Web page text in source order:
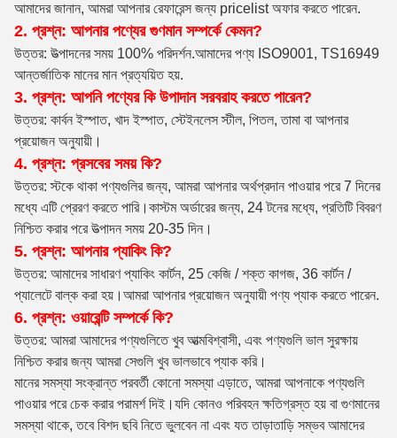
আমাদের জানান, আমরা আপনার রেফারেন্স জন্য pricelist অফার করতে পারেন.
2. প্রশ্ন: আপনার পণ্যের গুণমান সম্পর্কে কেমন?
উত্তর: উত্পাদনের সময় 100% পরিদর্শন.আমাদের পণ্য ISO9001, TS16949
আন্তর্জাতিক মানের মান প্রত্যয়িত হয়.
3. প্রশ্ন: আপনি পণ্যের কি উপাদান সরবরাহ করতে পারেন?
উত্তর: কার্বন ইস্পাত, খাদ ইস্পাত, স্টেইনলেস স্টীল, পিতল, তামা বা আপনার
প্রয়োজন অনুযায়ী।
4. প্রশ্ন: প্রসবের সময় কি?
উত্তর: স্টকে থাকা পণ্যগুলির জন্য, আমরা আপনার অর্থপ্রদান পাওয়ার পরে 7 দিনের
মধ্যে এটি প্রেরণ করতে পারি।কাস্টম অর্ডারের জন্য, 24 টনের মধ্যে, প্রতিটি বিবরণ
নিশ্চিত করার পরে উত্পাদন সময় 20-35 দিন।
5. প্রশ্ন: আপনার প্যাকিং কি?
উত্তর: আমাদের সাধারণ প্যাকিং কার্টন, 25 কেজি / শক্ত কাগজ, 36 কার্টন /
প্যালেটে বাল্ক করা হয়।আমরা আপনার প্রয়োজন অনুযায়ী পণ্য প্যাক করতে পারেন.
6. প্রশ্ন: ওয়ারেন্টি সম্পর্কে কি?
উত্তর: আমরা আমাদের পণ্যগুলিতে খুব আত্মবিশ্বাসী, এবং পণ্যগুলি ভাল সুরক্ষায়
নিশ্চিত করার জন্য আমরা সেগুলি খুব ভালভাবে প্যাক করি।
মানের সমস্যা সংক্রান্ত পরবর্তী কোনো সমস্যা এড়াতে, আমরা আপনাকে পণ্যগুলি
পাওয়ার পরে চেক করার পরামর্শ দিই।যদি কোনও পরিবহন ক্ষতিগ্রস্ত হয় বা গুণমানের
সমস্যা থাকে, তবে বিশদ ছবি নিতে ভুলবেন না এবং যত তাড়াতাড়ি সম্ভব আমাদের